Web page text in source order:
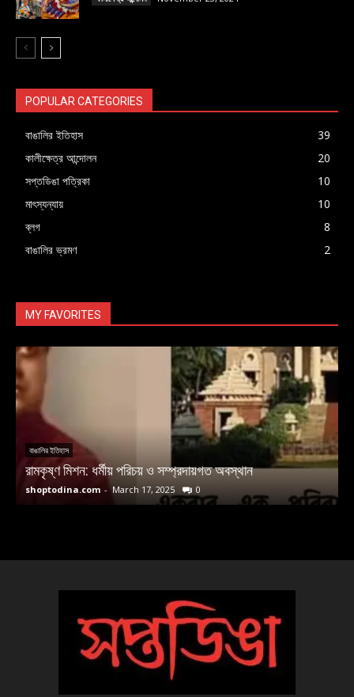
POPULAR CATEGORIES
বাঙালির ইতিহাস
39
কালীক্ষেত্র আন্দোলন
20
সপ্তডিঙা পত্রিকা
10
মাৎস্যন্যায়
10
ব্লগ
8
বাঙালির ভ্রমণ
2
MY FAVORITES
বাঙালির ইতিহাস
রামকৃষ্ণ মিশন: ধর্মীয় পরিচয় ও সম্প্রদায়গত অবস্থান
shoptodina.com - March 17, 2025 0